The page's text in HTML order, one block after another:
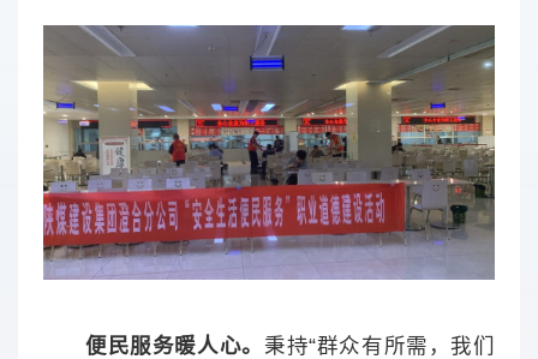
便民服务暖人心。 秉持“群众有所需，我们